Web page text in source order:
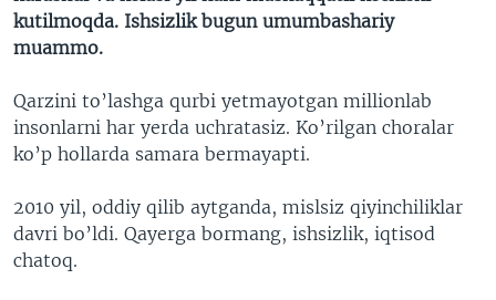
kutilmoqda. Ishsizlik bugun umumbashariy
muammo.
Qarzini to’lashga qurbi yetmayotgan millionlab
insonlarni har yerda uchratasiz. Ko’rilgan choralar
ko’p hollarda samara bermayapti.
2010 yil, oddiy qilib aytganda, mislsiz qiyinchiliklar
davri bo’ldi. Qayerga bormang, ishsizlik, iqtisod
chatoq.